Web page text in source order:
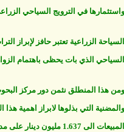
واستثمارها في الترويج السياحي
السياحة الزراعية تعتبر حافز لإبراز
السياحي الذي بات يحظى باهتمام الزوار
ومن هذا المنطلق نثمن دور مركز
والمضنية التي بذلوها لابراز اهمية
المبيعات الى 1.637 مليون دينار على مدى أيامه الأربعة.